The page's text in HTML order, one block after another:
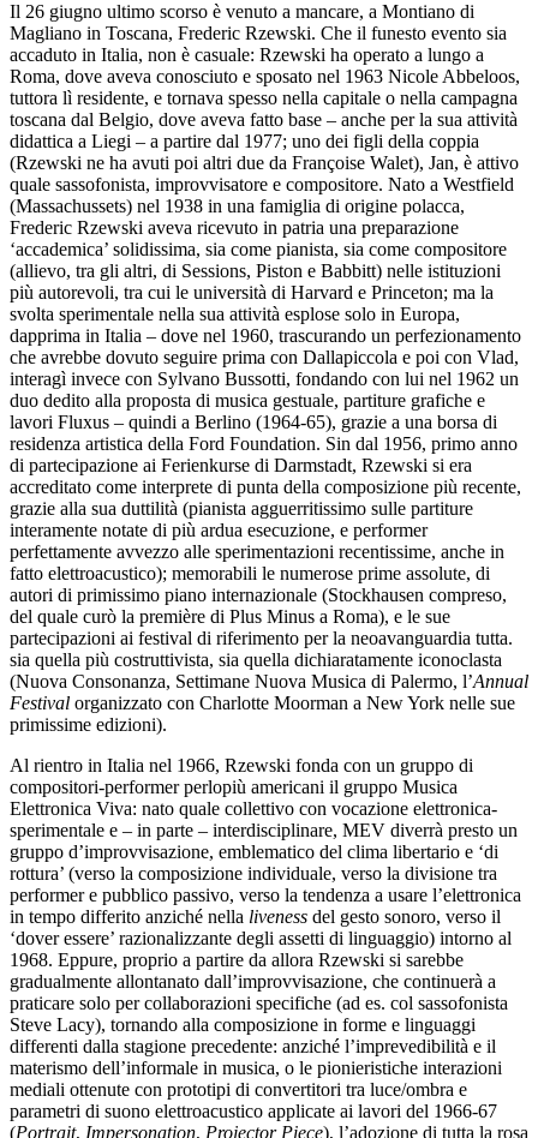
Il 26 giugno ultimo scorso è venuto a mancare, a Montiano di
Magliano in Toscana, Frederic Rzewski. Che il funesto evento sia
accaduto in Italia, non è casuale: Rzewski ha operato a lungo a
Roma, dove aveva conosciuto e sposato nel 1963 Nicole Abbeloos,
tuttora lì residente, e tornava spesso nella capitale o nella campagna
toscana dal Belgio, dove aveva fatto base – anche per la sua attività
didattica a Liegi – a partire dal 1977; uno dei figli della coppia
(Rzewski ne ha avuti poi altri due da Françoise Walet), Jan, è attivo
quale sassofonista, improvvisatore e compositore. Nato a Westfield
(Massachussets) nel 1938 in una famiglia di origine polacca,
Frederic Rzewski aveva ricevuto in patria una preparazione
‘accademica’ solidissima, sia come pianista, sia come compositore
(allievo, tra gli altri, di Sessions, Piston e Babbitt) nelle istituzioni
più autorevoli, tra cui le università di Harvard e Princeton; ma la
svolta sperimentale nella sua attività esplose solo in Europa,
dapprima in Italia – dove nel 1960, trascurando un perfezionamento
che avrebbe dovuto seguire prima con Dallapiccola e poi con Vlad,
interagì invece con Sylvano Bussotti, fondando con lui nel 1962 un
duo dedito alla proposta di musica gestuale, partiture grafiche e
lavori Fluxus – quindi a Berlino (1964-65), grazie a una borsa di
residenza artistica della Ford Foundation. Sin dal 1956, primo anno
di partecipazione ai Ferienkurse di Darmstadt, Rzewski si era
accreditato come interprete di punta della composizione più recente,
grazie alla sua duttilità (pianista agguerritissimo sulle partiture
interamente notate di più ardua esecuzione, e performer
perfettamente avvezzo alle sperimentazioni recentissime, anche in
fatto elettroacustico); memorabili le numerose prime assolute, di
autori di primissimo piano internazionale (Stockhausen compreso,
del quale curò la première di Plus Minus a Roma), e le sue
partecipazioni ai festival di riferimento per la neoavanguardia tutta.
sia quella più costruttivista, sia quella dichiaratamente iconoclasta
(Nuova Consonanza, Settimane Nuova Musica di Palermo, l’Annual
Festival organizzato con Charlotte Moorman a New York nelle sue
primissime edizioni).
Al rientro in Italia nel 1966, Rzewski fonda con un gruppo di
compositori-performer perlopiù americani il gruppo Musica
Elettronica Viva: nato quale collettivo con vocazione elettronica-
sperimentale e – in parte – interdisciplinare, MEV diverrà presto un
gruppo d’improvvisazione, emblematico del clima libertario e ‘di
rottura’ (verso la composizione individuale, verso la divisione tra
performer e pubblico passivo, verso la tendenza a usare l’elettronica
in tempo differito anziché nella liveness del gesto sonoro, verso il
‘dover essere’ razionalizzante degli assetti di linguaggio) intorno al
1968. Eppure, proprio a partire da allora Rzewski si sarebbe
gradualmente allontanato dall’improvvisazione, che continuerà a
praticare solo per collaborazioni specifiche (ad es. col sassofonista
Steve Lacy), tornando alla composizione in forme e linguaggi
differenti dalla stagione precedente: anziché l’imprevedibilità e il
materismo dell’informale in musica, o le pionieristiche interazioni
mediali ottenute con prototipi di convertitori tra luce/ombra e
parametri di suono elettroacustico applicate ai lavori del 1966-67
(Portrait, Impersonation, Projector Piece), l’adozione di tutta la rosa